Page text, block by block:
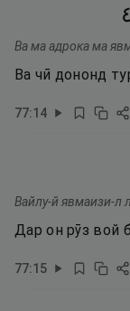
Ва ма адрока ма
Ва чӣ дононд
77:14
Вайлу-й явмаизи-л
Дар он рӯз вой
77:15